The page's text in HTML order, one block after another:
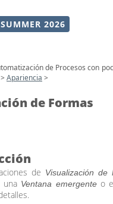
SUMMER 2026